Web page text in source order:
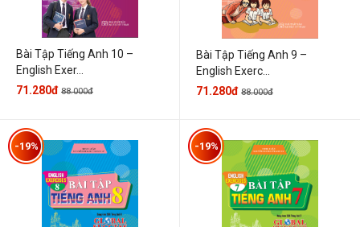
Bài Tập Tiếng Anh 10 –
English Exer...
71.280đ 88.000đ
Bài Tập Tiếng Anh 9 –
English Exerc...
71.280đ 88.000đ
-19% -19%